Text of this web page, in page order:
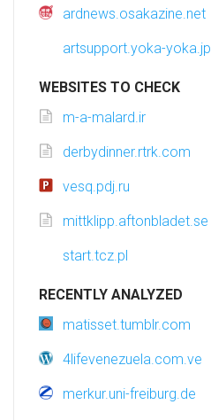
ardnews.osakazine.net
artsupport.yoka-yoka.jp
WEBSITES TO CHECK
m-a-malard.ir
derbydinner.rtrk.com
vesq.pdj.ru
mittklipp.aftonbladet.se
start.tcz.pl
RECENTLY ANALYZED
matisset.tumblr.com
4lifevenezuela.com.ve
merkur.uni-freiburg.de